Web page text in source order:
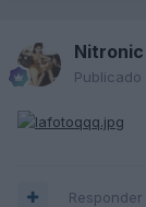
Nitronic
Publicado
Responder